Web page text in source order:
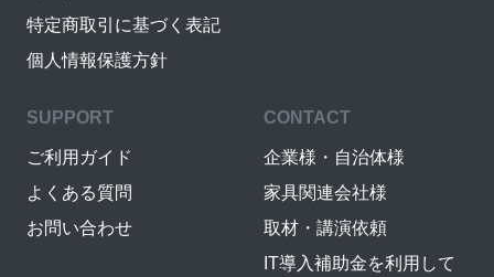
特定商取引に基づく表記
個人情報保護方針
SUPPORT
ご利用ガイド
よくある質問
お問い合わせ
CONTACT
企業様・自治体様
家具関連会社様
取材・講演依頼
IT導入補助金を利用して